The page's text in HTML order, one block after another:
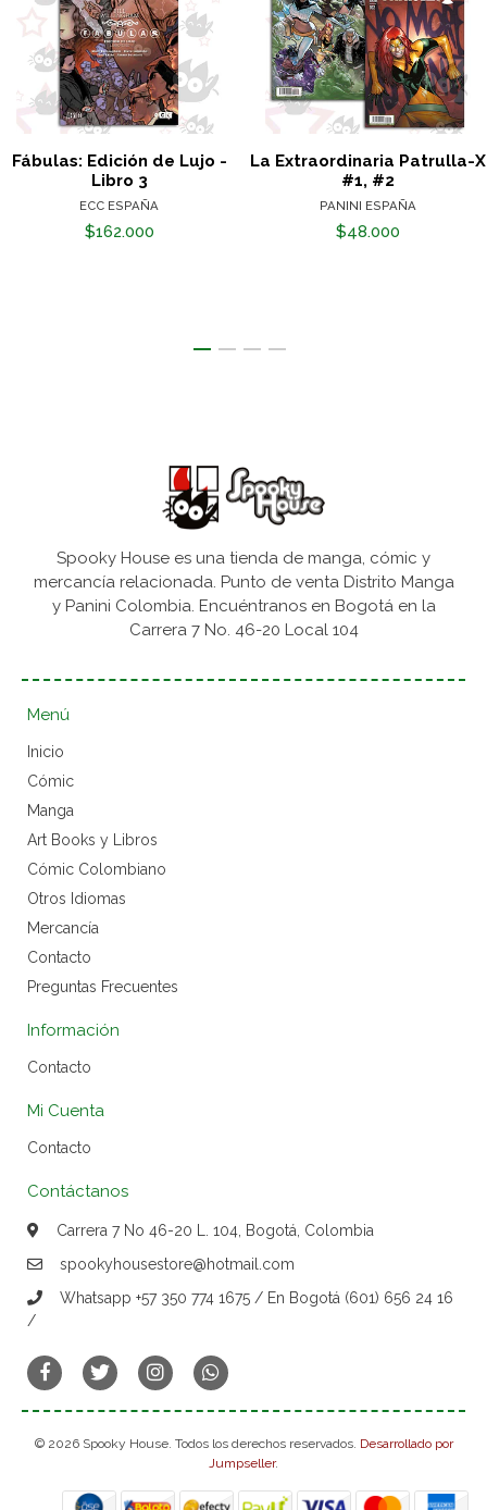
Fábulas: Edición de Lujo -
Libro 3
ECC ESPAÑA
$162.000
La Extraordinaria Patrulla-X
#1, #2
PANINI ESPAÑA
$48.000
Spooky House es una tienda de manga, cómic y
mercancía relacionada. Punto de venta Distrito Manga
y Panini Colombia. Encuéntranos en Bogotá en la
Carrera 7 No. 46-20 Local 104
Menú
Inicio
Cómic
Manga
Art Books y Libros
Cómic Colombiano
Otros Idiomas
Mercancía
Contacto
Preguntas Frecuentes
Información
Contacto
Mi Cuenta
Contacto
Contáctanos
Carrera 7 No 46-20 L. 104, Bogotá, Colombia
spookyhousestore@hotmail.com
Whatsapp +57 350 774 1675 / En Bogotá (601) 656 24 16
/
© 2026 Spooky House. Todos los derechos reservados. Desarrollado por
Jumpseller.